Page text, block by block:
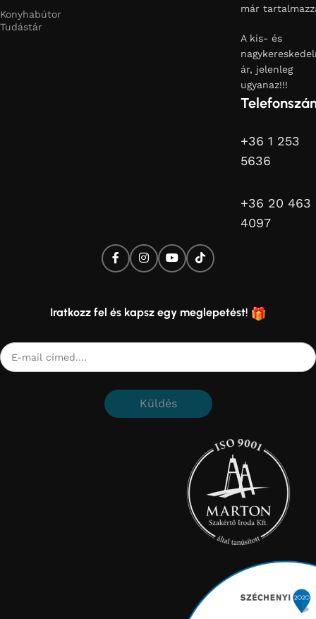
Konyhabútor
Tudástár
már
A kis- és
ár, jelenleg
ugyanaz!!!
+36 1 253
5636
+36 20 463
4097
Iratkozz fel és kapsz egy meglepetést!
Küldés